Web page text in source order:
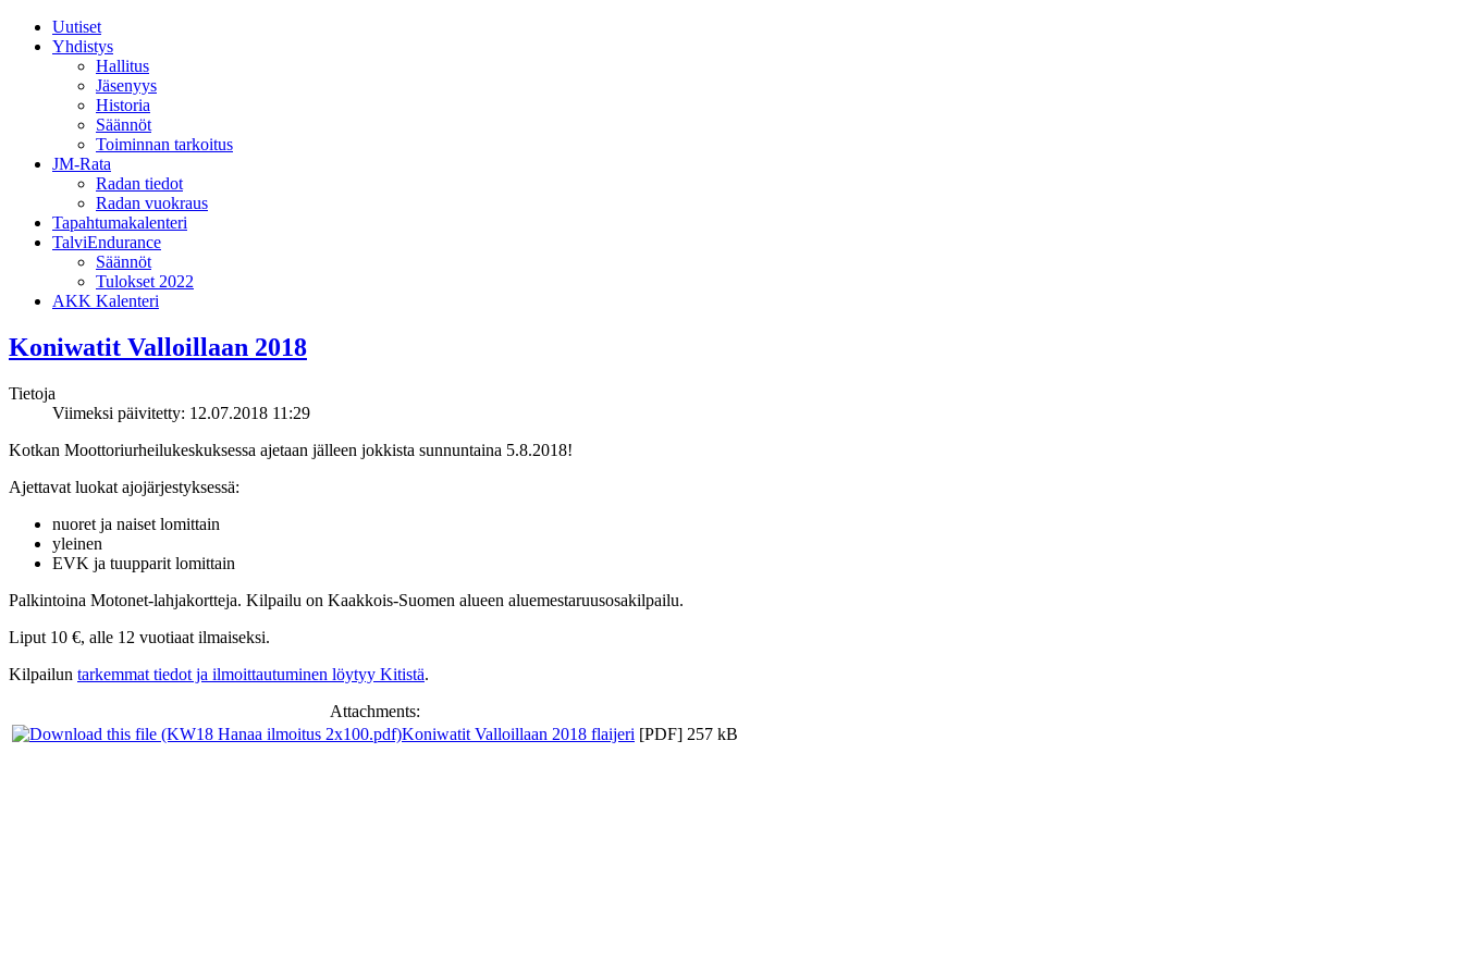
Uutiset
Yhdistys
Hallitus
Jäsenyys
Historia
Säännöt
Toiminnan tarkoitus
JM-Rata
Radan tiedot
Radan vuokraus
Tapahtumakalenteri
TalviEndurance
Säännöt
Tulokset 2022
AKK Kalenteri
Koniwatit Valloillaan 2018
Tietoja
Viimeksi päivitetty: 12.07.2018 11:29
Kotkan Moottoriurheilukeskuksessa ajetaan jälleen jokkista sunnuntaina 5.8.2018!
Ajettavat luokat ajojärjestyksessä:
nuoret ja naiset lomittain
yleinen
EVK ja tuupparit lomittain
Palkintoina Motonet-lahjakortteja. Kilpailu on Kaakkois-Suomen alueen aluemestaruusosakilpailu.
Liput 10 €, alle 12 vuotiaat ilmaiseksi.
Kilpailun tarkemmat tiedot ja ilmoittautuminen löytyy Kitistä.
Attachments:
Koniwatit Valloillaan 2018 flaijeri [PDF] 257 kB